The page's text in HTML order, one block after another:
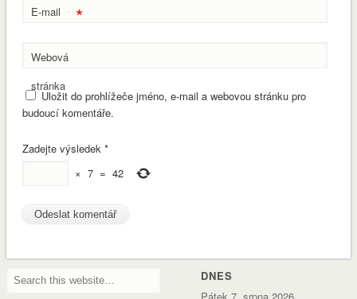
E-mail *
Webová
stránka
Uložit do prohlížeče jméno, e-mail a webovou stránku pro
budoucí komentáře.
Zadejte výsledek *
× 7 = 42
DNES